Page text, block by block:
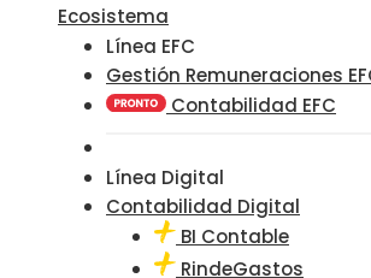
Ecosistema
Línea EFC
Gestión Remuneraciones
Contabilidad EFC
Línea Digital
Contabilidad Digital
BI Contable
RindeGastos